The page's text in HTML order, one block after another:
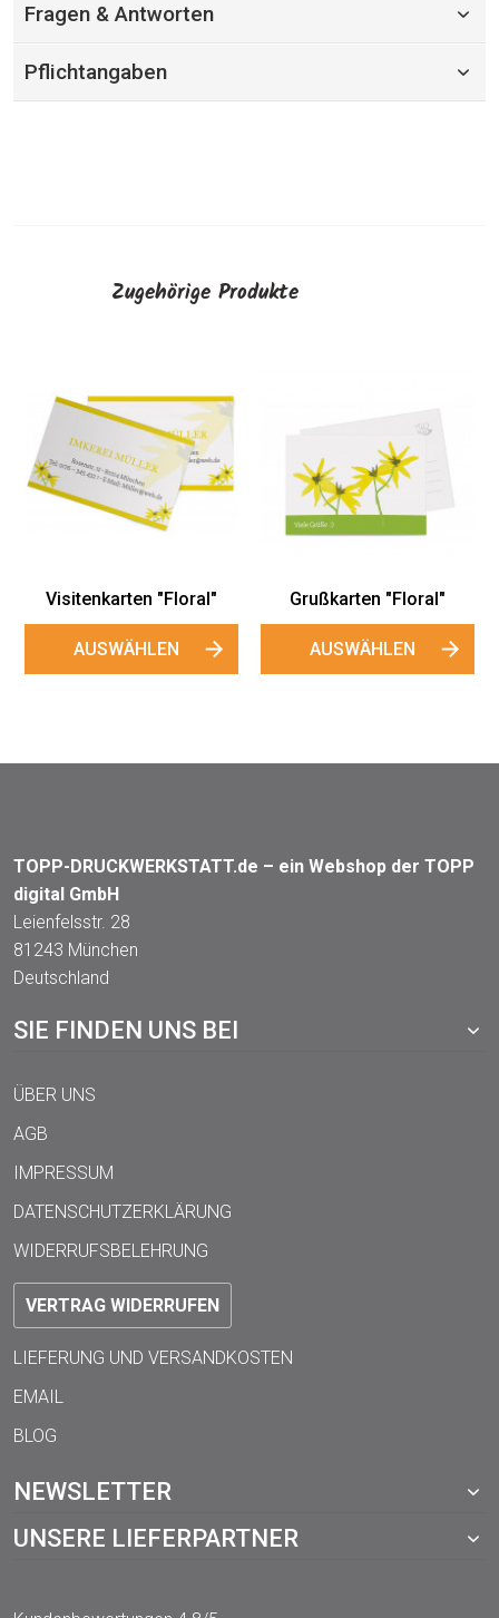
Fragen & Antworten
Pflichtangaben
Zugehörige Produkte
Grußkarten "Floral"
AUSWÄHLEN
Honigetiketten "Floral"
AUSWÄHLEN
TOPP-DRUCKWERKSTATT.de – ein Webshop der TOPP
digital GmbH
Leienfelsstr. 28
81243 München
Deutschland
SIE FINDEN UNS BEI
ÜBER UNS
AGB
IMPRESSUM
DATENSCHUTZERKLÄRUNG
WIDERRUFSBELEHRUNG
VERTRAG WIDERRUFEN
LIEFERUNG UND VERSANDKOSTEN
EMAIL
BLOG
NEWSLETTER
UNSERE LIEFERPARTNER